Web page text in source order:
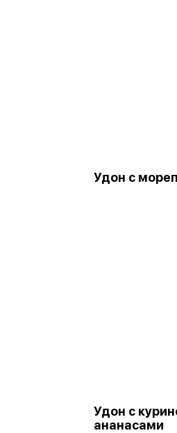
Удон с
Удон с
ананасами